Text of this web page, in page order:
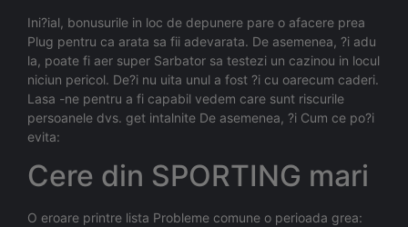
Ini?ial, bonusurile in loc de depunere pare o afacere prea
Plug pentru ca arata sa fii adevarata. De asemenea, ?i adu
la, poate fi aer super Sarbator sa testezi un cazinou in locul
niciun pericol. De?i nu uita unul a fost ?i cu oarecum caderi.
Lasa -ne pentru a fi capabil vedem care sunt riscurile
persoanele dvs. get intalnite De asemenea, ?i Cum ce po?i
evita:
Cere din SPORTING mari
O eroare printre lista Probleme comune o perioada grea: